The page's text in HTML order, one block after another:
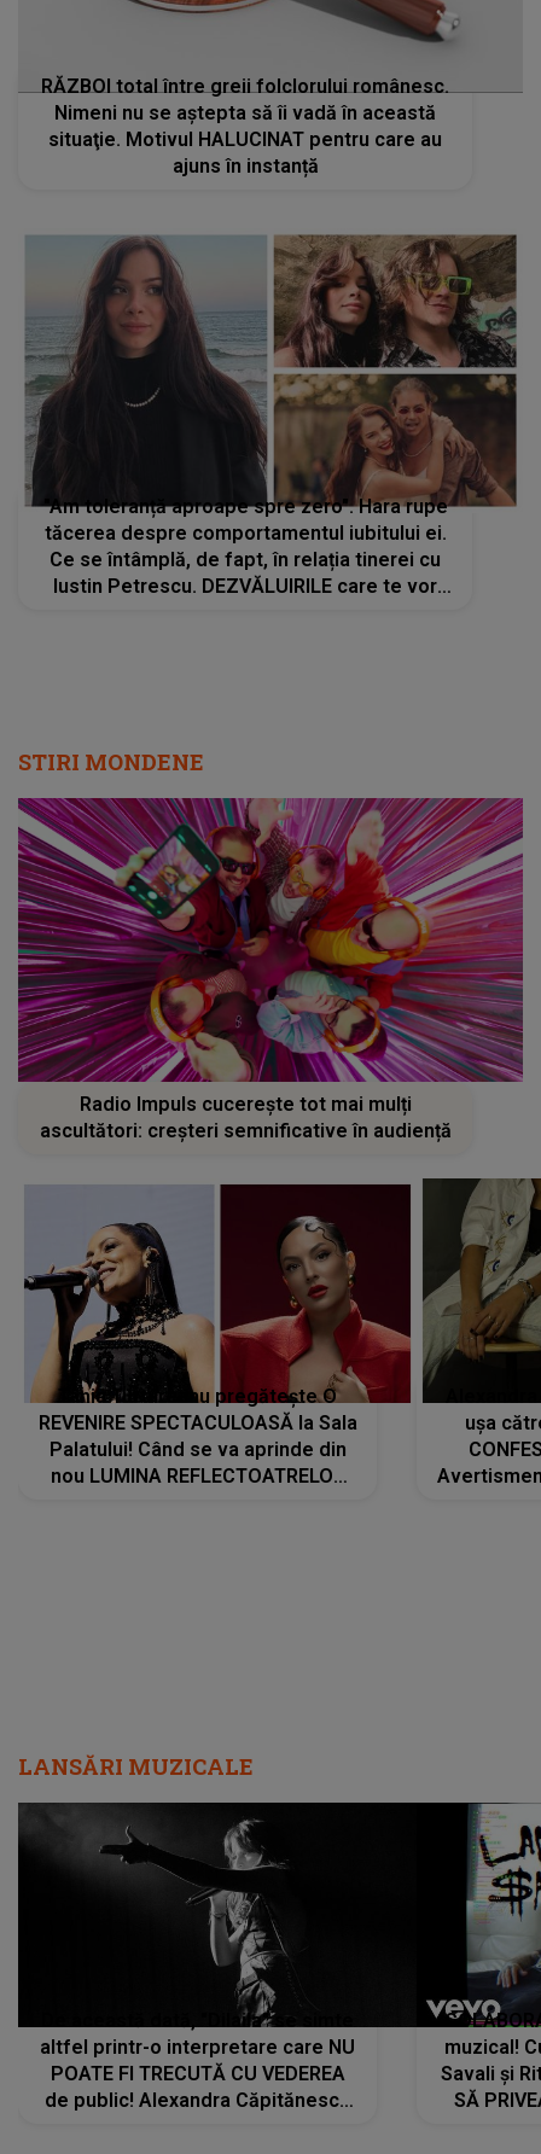
RĂZBOI total între greii folclorului românesc.
Nimeni nu se aștepta să îi vadă în această
situaţie. Motivul HALUCINAT pentru care au
ajuns în instanță
"Am toleranță aproape spre zero". Hara rupe
tăcerea despre comportamentul iubitului ei.
Ce se întâmplă, de fapt, în relația tinerei cu
Iustin Petrescu. DEZVĂLUIRILE care te vor
STIRI MONDENE
Radio Impuls cucerește tot mai mulți
ascultători: creșteri semnificative în audiență
Tania Turtureanu pregătește O
REVENIRE SPECTACULOASĂ la Sala
Palatului! Când se va aprinde din
nou LUMINA REFLECTOATRELOR
ușa
LANSĂRI MUZICALE
De această dată, "Dilaila" se simte
altfel printr-o interpretare care NU
POATE FI TRECUTĂ CU VEDEREA
de public! Alexandra Căpitănescu
muzical!
Savali și
SĂ